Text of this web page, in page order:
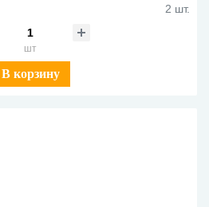
2 шт.
шт
В корзину